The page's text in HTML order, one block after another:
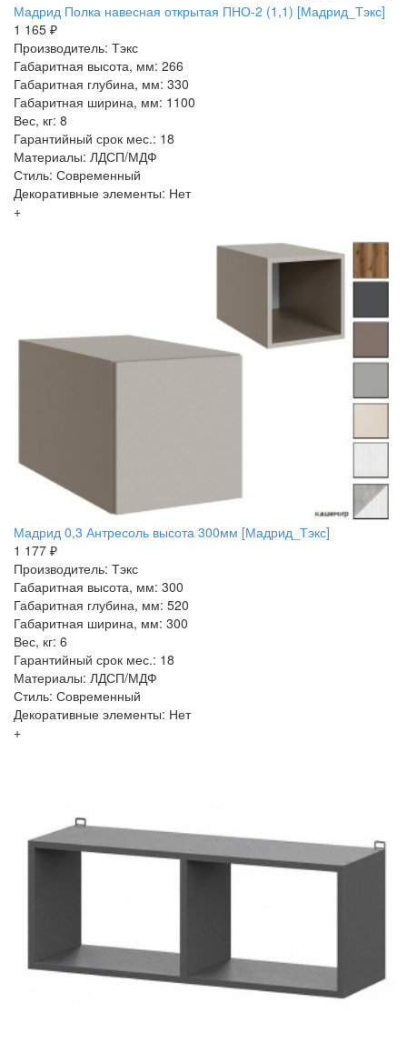
Мадрид Полка навесная открытая ПНО-2 (1,1) [Мадрид_Тэкс]
1 165 ₽
Производитель: Тэкс
Габаритная высота, мм: 266
Габаритная глубина, мм: 330
Габаритная ширина, мм: 1100
Вес, кг: 8
Гарантийный срок мес.: 18
Материалы: ЛДСП/МДФ
Стиль: Современный
Декоративные элементы: Нет
+
Мадрид 0,3 Антресоль высота 300мм [Мадрид_Тэкс]
1 177 ₽
Производитель: Тэкс
Габаритная высота, мм: 300
Габаритная глубина, мм: 520
Габаритная ширина, мм: 300
Вес, кг: 6
Гарантийный срок мес.: 18
Материалы: ЛДСП/МДФ
Стиль: Современный
Декоративные элементы: Нет
+